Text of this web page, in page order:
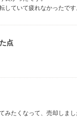
していて疲れなかったです
点
みたくなって、売却しまし